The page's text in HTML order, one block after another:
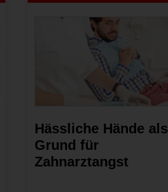
Hässliche Hände als
Grund für
Zahnarztangst